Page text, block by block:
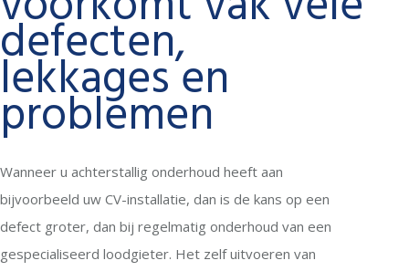
defecten,
lekkages en
problemen
Wanneer u achterstallig onderhoud heeft aan
bijvoorbeeld uw CV-installatie, dan is de kans op een
defect groter, dan bij regelmatig onderhoud van een
gespecialiseerd loodgieter. Het zelf uitvoeren van